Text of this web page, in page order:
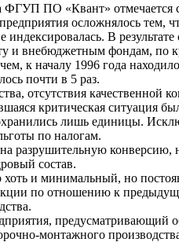
ФГУП ПО «Квант»
осложнялось тем,
индексировалась. В
и внебюджетным фондам, по
к началу 1996 года
почти в 5 раз.
отсутствия качественной
критическая ситуация
лишь единицы.
по налогам.
разрушительную
состав.
и минимальный, но
по отношению к
предусматривающий
монтажного